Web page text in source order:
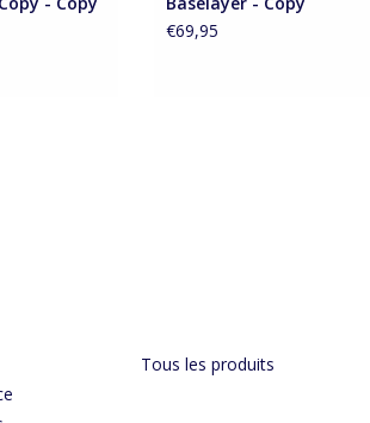
€69,95
Tous les produits